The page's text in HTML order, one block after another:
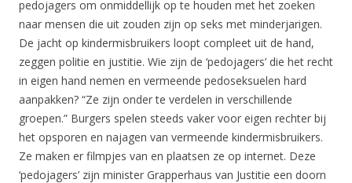
pedojagers om onmiddellijk op te houden met het zoeken
naar mensen die uit zouden zijn op seks met minderjarigen.
De jacht op kindermisbruikers loopt compleet uit de hand,
zeggen politie en justitie. Wie zijn de ‘pedojagers’ die het recht
in eigen hand nemen en vermeende pedoseksuelen hard
aanpakken? “Ze zijn onder te verdelen in verschillende
groepen.” Burgers spelen steeds vaker voor eigen rechter bij
het opsporen en najagen van vermeende kindermisbruikers.
Ze maken er filmpjes van en plaatsen ze op internet. Deze
‘pedojagers’ zijn minister Grapperhaus van Justitie een doorn